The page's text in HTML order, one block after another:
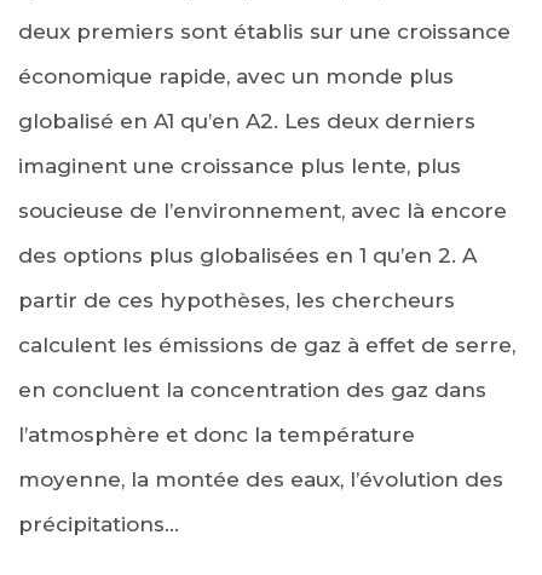
deux premiers sont établis sur une croissance
économique rapide, avec un monde plus
globalisé en A1 qu’en A2. Les deux derniers
imaginent une croissance plus lente, plus
soucieuse de l’environnement, avec là encore
des options plus globalisées en 1 qu’en 2. A
partir de ces hypothèses, les chercheurs
calculent les émissions de gaz à effet de serre,
en concluent la concentration des gaz dans
l’atmosphère et donc la température
moyenne, la montée des eaux, l’évolution des
précipitations…